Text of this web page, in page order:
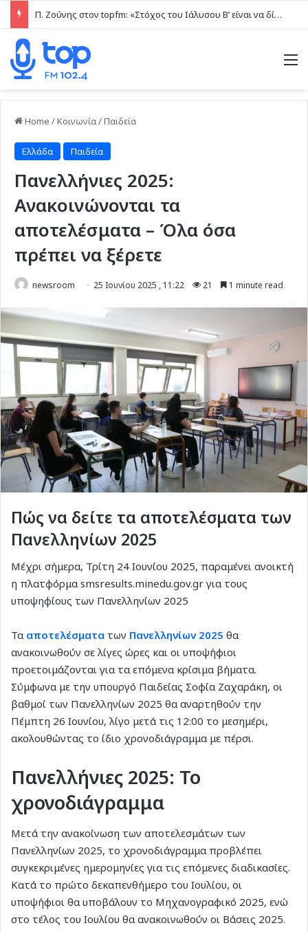
Π. Ζούνης στον topfm: «Στόχος του Ιάλυσου Β’ είναι να δίνει παιχνίδια και πραγματικές ευκαιρίες στα νέα παιδιά» (ηχητικό)
Home /Κοινωνία/Παιδεία
Ελλάδα Παιδεία
Πανελλήνιες 2025:
Ανακοινώνονται τα
αποτελέσματα – Όλα όσα
πρέπει να ξέρετε
newsroom 25 Ιουνίου 2025 , 11:22 21 1 minute read
Πώς να δείτε τα αποτελέσματα των
Πανελληνίων 2025
Μέχρι σήμερα, Τρίτη 24 Ιουνίου 2025, παραμένει ανοικτή
η πλατφόρμα smsresults.minedu.gov.gr για τους
υποψηφίους των Πανελληνίων 2025
Τα αποτελέσματα των Πανελληνίων 2025 θα
ανακοινωθούν σε λίγες ώρες και οι υποψήφιοι
προετοιμάζονται για τα επόμενα κρίσιμα βήματα.
Σύμφωνα με την υπουργό Παιδείας Σοφία Ζαχαράκη, οι
βαθμοί των Πανελληνίων 2025 θα αναρτηθούν την
Πέμπτη 26 Ιουνίου, λίγο μετά τις 12:00 το μεσημέρι,
ακολουθώντας το ίδιο χρονοδιάγραμμα με πέρσι.
Πανελλήνιες 2025: Το
χρονοδιάγραμμα
Μετά την ανακοίνωση των αποτελεσμάτων των
Πανελληνίων 2025, το χρονοδιάγραμμα προβλέπει
συγκεκριμένες ημερομηνίες για τις επόμενες διαδικασίες.
Κατά το πρώτο δεκαπενθήμερο του Ιουλίου, οι
υποψήφιοι θα υποβάλουν το Μηχανογραφικό 2025, ενώ
στο τέλος του Ιουλίου θα ανακοινωθούν οι Βάσεις 2025.